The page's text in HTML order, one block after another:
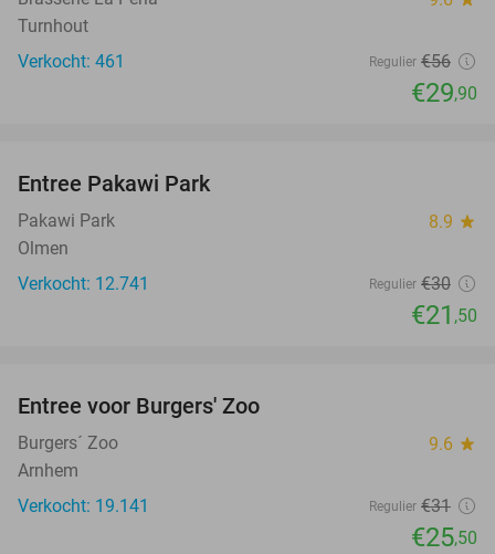
Turnhout
Verkocht: 461
Regulier €56
€29,90
Entree Pakawi Park
Pakawi Park 8.9 star
Olmen
Verkocht: 12.741
Regulier €30
€21 ,50
Entree voor Burgers' Zoo
Burgers´ Zoo 9.6 star
Arnhem
Verkocht: 19.141
Regulier €31
€25,50